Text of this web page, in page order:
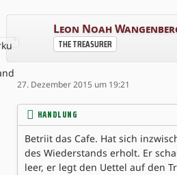
Leon Noah
THE TREASURER
27. Dezember 2015 um 19:21
HANDLUNG
Betriit das Cafe. Hat sich
des Wiederstands erholt. Er
leer, er legt den Uettel auf den